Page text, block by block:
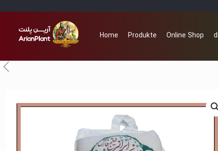
Home Produkte Online Shop